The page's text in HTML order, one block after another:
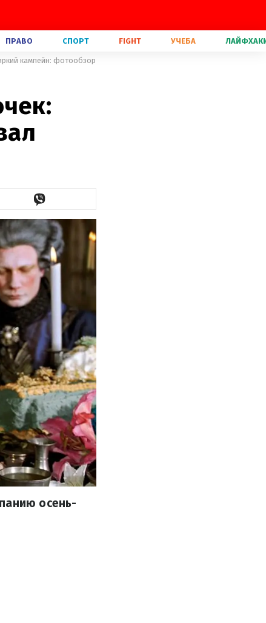
ПРАВО СПОРТ FIGHT УЧЕБА
кампейн: фотообзор
осень-